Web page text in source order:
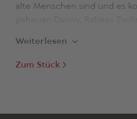
alte Menschen sind und es
Freund Frederik geht:
echten Rauch ausstößt, und
Wie in einem Wimmelbild
Weiterlesen
Zum Stück